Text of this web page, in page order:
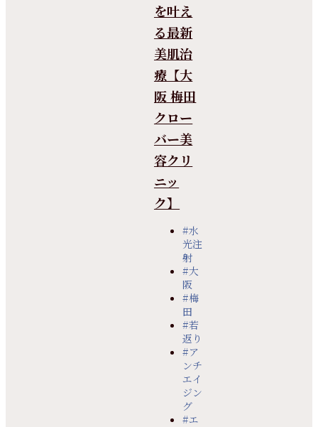
を叶え
る最新
美肌治
療【大
阪 梅田
クロー
バー美
容クリ
ニッ
ク】
#水
光注
射
#大
阪
#梅
田
#若
返り
#ア
ンチ
エイ
ジン
グ
#エ